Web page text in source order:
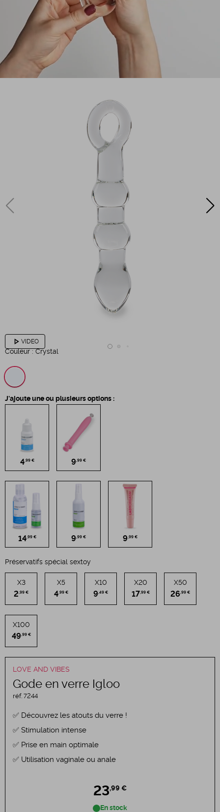
play_arrow VIDEO
LOVE AND VIBES
Gode en verre Igloo
réf. 7244
Découvrez les atouts du verre !
Stimulation intense
Prise en main optimale
Utilisation vaginale ou anale
23,99 €
En stock
Couleur : Crystal
J'ajoute une ou plusieurs options :
4,99 € 9,99 €
14,99 € 9,99 € 9,99 €
Préservatifs spécial sextoy
X3
2 ,99 €
X5
4 ,99 €
X10
9 ,49 €
X20
17,99 €
X50
26 ,99 €
X100
49 ,99 €